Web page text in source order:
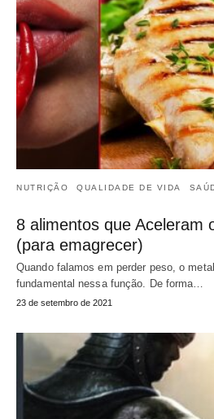
NUTRIÇÃO QUALIDADE DE VIDA
8 alimentos que Aceleram
(para emagrecer)
Quando falamos em perder peso, o
fundamental nessa função. De forma…
23 de setembro de 2021